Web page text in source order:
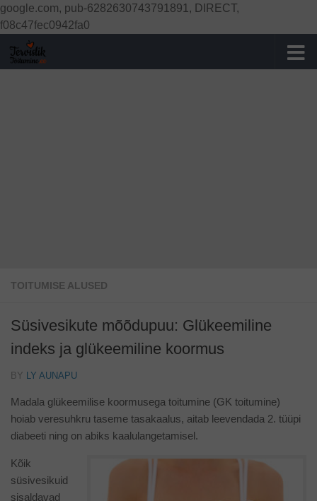
google.com, pub-6282630743791891, DIRECT,
f08c47fec0942fa0
Skip to content
TOITUMISE ALUSED
Süsivesikute mõõdupuu: Glükeemiline
indeks ja glükeemiline koormus
BY LY AUNAPU
Madala glükeemilise koormusega toitumine (GK toitumine)
hoiab veresuhkru taseme tasakaalus, aitab leevendada 2. tüüpi
diabeeti ning on abiks kaalulangetamisel.
Kõik
süsivesikuid
sisaldavad